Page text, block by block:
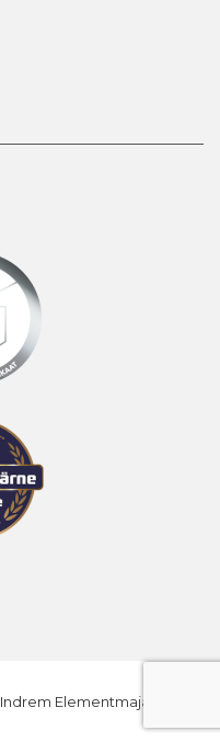
Indrem Elementmajad